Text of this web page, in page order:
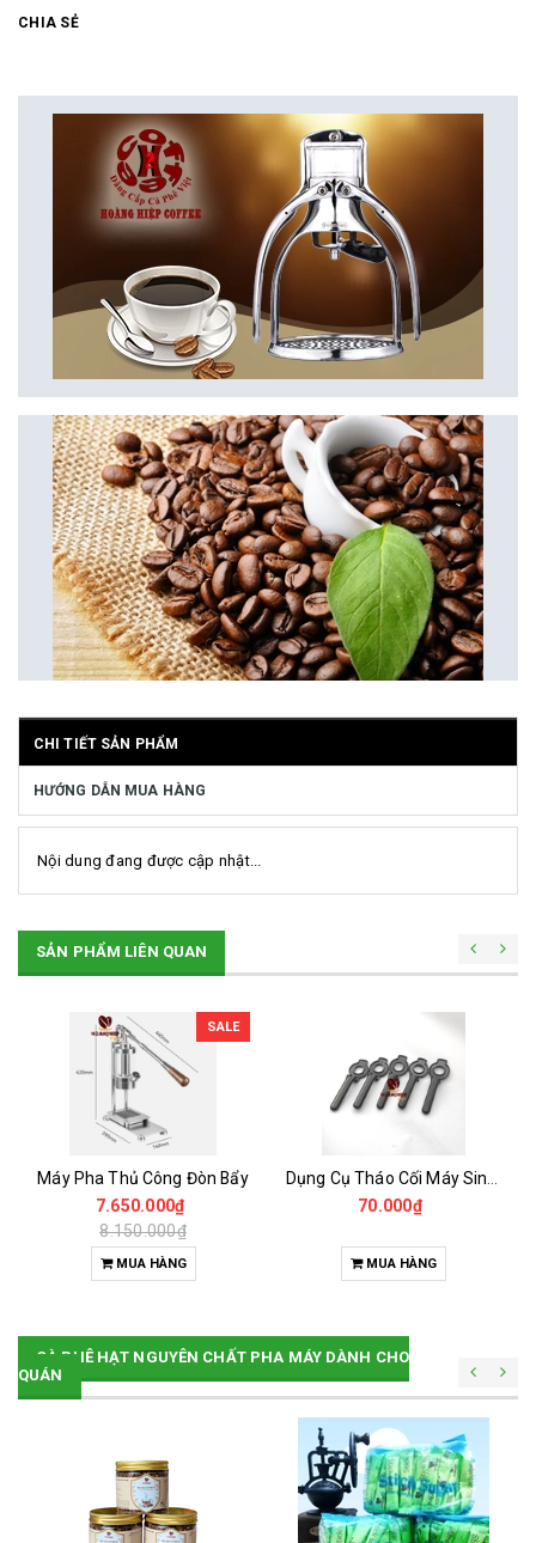
CHIA SẺ
CHI TIẾT SẢN PHẨM
HƯỚNG DẪN MUA HÀNG
Nội dung đang được cập nhật...
SẢN PHẨM LIÊN QUAN
SALE
Máy Pha Thủ Công Đòn Bẩy
7.650.000₫
8.150.000₫
MUA HÀNG
70.000₫
MUA HÀNG
CÀ PHÊ HẠT NGUYÊN CHẤT PHA MÁY DÀNH CHO
QUÁN